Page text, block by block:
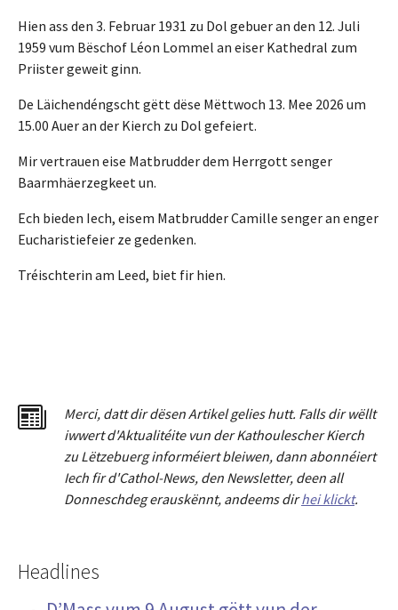
Hien ass den 3. Februar 1931 zu Dol gebuer an den 12. Juli
1959 vum Bëschof Léon Lommel an eiser Kathedral zum
Priister geweit ginn.
De Läichendéngscht gëtt dëse Mëttwoch 13. Mee 2026 um
15.00 Auer an der Kierch zu Dol gefeiert.
Mir vertrauen eise Matbrudder dem Herrgott senger
Baarmhäerzegkeet un.
Ech bieden Iech, eisem Matbrudder Camille senger an enger
Eucharistiefeier ze gedenken.
Tréischterin am Leed, biet fir hien.
Merci, dattdir dësen Artikel gelies hutt. Falls dir wëllt
iwwert d'Aktualitéite vun der Kathoulescher Kierch
zu Lëtzebuerg informéiert bleiwen, dann abonnéiert
Iech fir d'Cathol-News, den Newsletter, deen all
Donneschdeg erauskënnt, andeems dirhei klickt.
Headlines